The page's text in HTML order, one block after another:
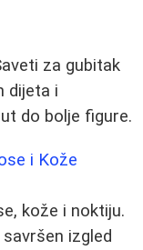
za gubitak
dijeta i
do bolje figure.
i Kože
kože i noktiju.
izgled